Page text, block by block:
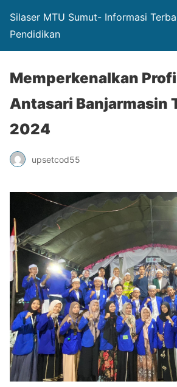
Silaser MTU Sumut- Informasi
Pendidikan
Memperkenalkan
Antasari Banjarmasin
2024
upsetcod55